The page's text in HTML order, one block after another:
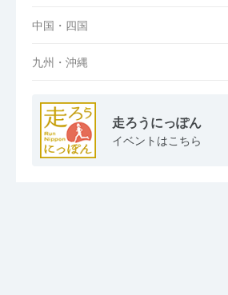
中国・四国
九州・沖縄
走ろうにっぽん
イベントはこちら